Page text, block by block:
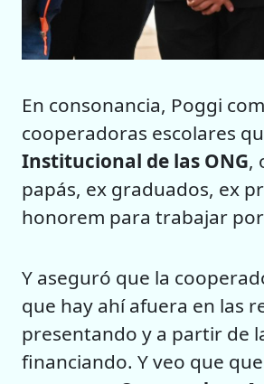
En consonancia, Poggi
cooperadoras escolares
Institucional de las ONG,
papás, ex graduados, ex
honorem para trabajar por
Y aseguró que la
que hay ahí afuera en las
presentando y a partir de
financiando. Y veo que